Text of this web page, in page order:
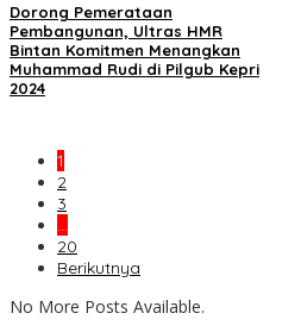
Dorong Pemerataan
Pembangunan, Ultras HMR
Bintan Komitmen Menangkan
Muhammad Rudi di Pilgub Kepri
2024
1
2
3
…
20
Berikutnya
No More Posts Available.